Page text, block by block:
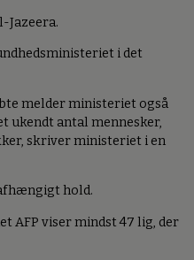
i det
melder ministeriet også
ukendt antal mennesker,
skriver ministeriet i en
hold.
AFP viser mindst 47 lig, der